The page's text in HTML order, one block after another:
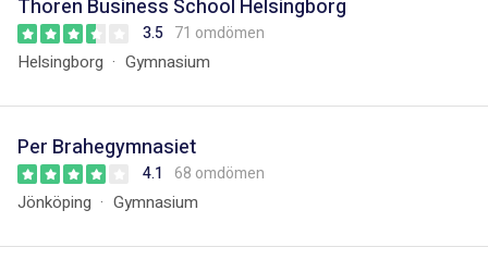
Thoren Business School Helsingborg
3.5 71 omdömen
Helsingborg Gymnasium
Per Brahegymnasiet
4.1 68 omdömen
Jönköping Gymnasium